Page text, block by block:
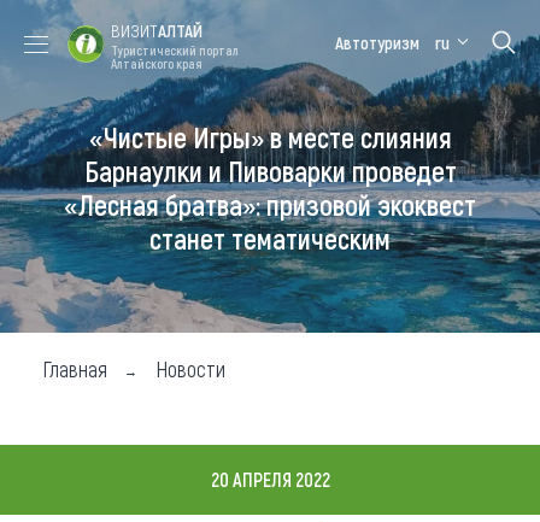
Форум VISIT
ALTAI
Цветение
маральника
Медицинский
форум
Алтайская
зимовка
Туры
Где побывать
Чем заняться
Где остановиться
ВИЗИТАЛТАЙ
Туристический портал
Алтайского края
Автотуризм ru
«Чистые Игры» в месте слияния
Барнаулки и Пивоварки проведет
«Лесная братва»: призовой экоквест
станет тематическим
Главная Новости
20 АПРЕЛЯ 2022